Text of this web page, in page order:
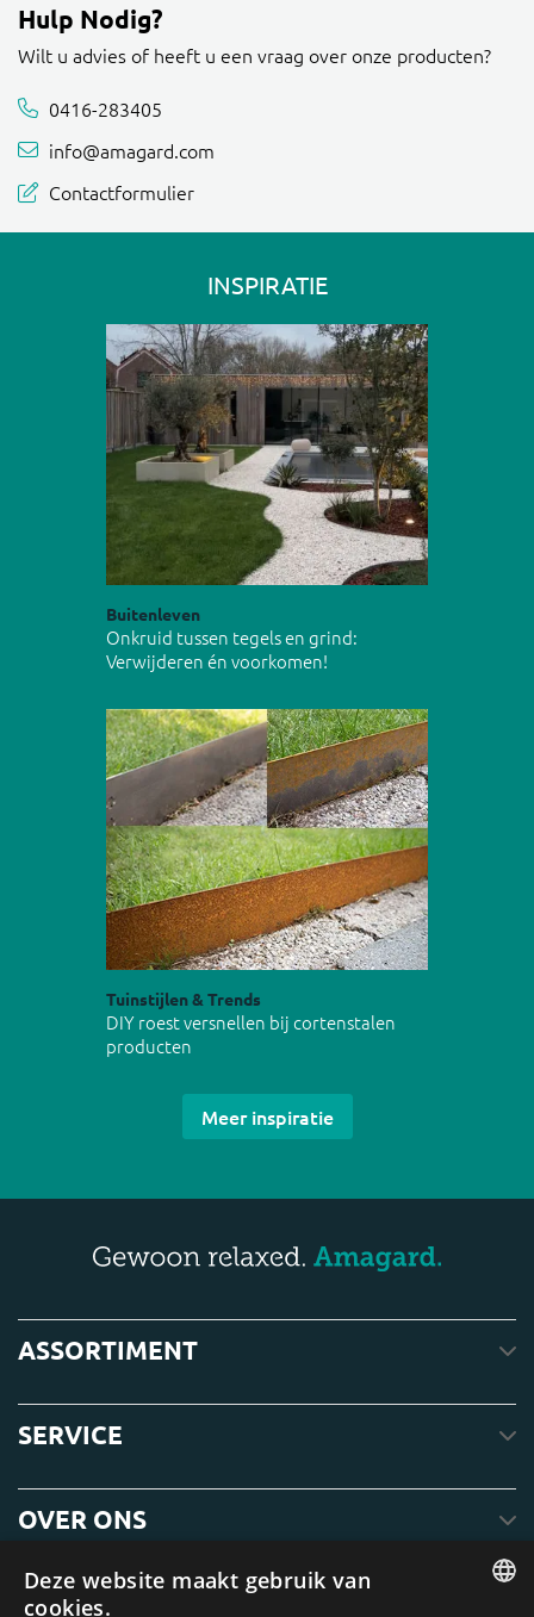
Hulp Nodig?
Wilt u advies of heeft u een vraag over onze producten?
0416-283405
info@amagard.com
Contactformulier
INSPIRATIE
Buitenleven
Onkruid tussen tegels en grind:
Verwijderen én voorkomen!
Tuinstijlen & Trends
DIY roest versnellen bij cortenstalen
producten
Meer inspiratie
ASSORTIMENT
SERVICE
OVER ONS
Deze website maakt gebruik van
cookies.